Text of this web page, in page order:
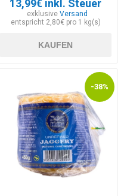
13,99€ inkl. Steuer
exklusive Versand
entspricht 2,80€ pro 1 kg(s)
KAUFEN
-38%